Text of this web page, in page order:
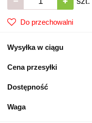
Do przechowalni
Wysyłka w ciągu
Cena przesyłki
Dostępność
Waga